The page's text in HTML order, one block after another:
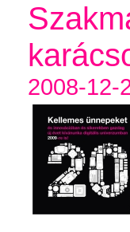
2008-